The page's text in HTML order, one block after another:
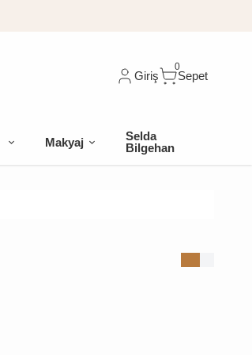
Giriş
0
Sepet
Makyaj
Selda
Bilgehan